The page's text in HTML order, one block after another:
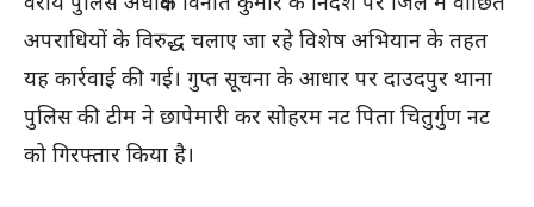
अपराधियों के विरुद्ध चलाए जा रहे विशेष अभियान के तहत
यह कार्रवाई की गई। गुप्त सूचना के आधार पर दाउदपुर थाना
पुलिस की टीम ने छापेमारी कर सोहरम नट पिता चितुर्गुण नट
को गिरफ्तार किया है।